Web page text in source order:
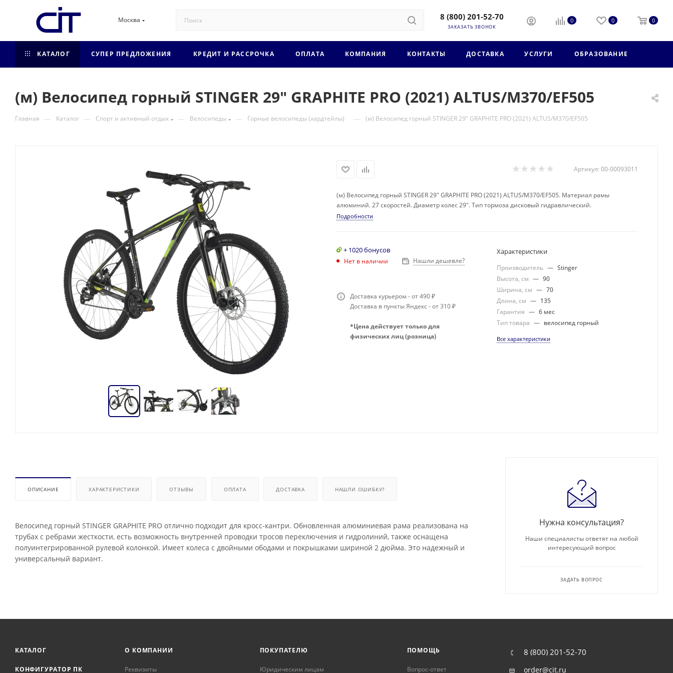
Москва 8 (800) 201-52-70
ЗАКАЗАТЬ ЗВОНОК
0 0 0
КАТАЛОГ СУПЕР ПРЕДЛОЖЕНИЯ КРЕДИТ И РАССРОЧКА ОПЛАТА КОМПАНИЯ КОНТАКТЫ ДОСТАВКА УСЛУГИ ОБРАЗОВАНИЕ
(м) Велосипед горный STINGER 29" GRAPHITE PRO (2021) ALTUS/M370/EF505
Главная — Каталог — Спорт и активный отдых — Велосипеды — Горные велосипеды (хардтейлы) — (м) Велосипед горный STINGER 29" GRAPHITE PRO (2021) ALTUS/M370/EF505
Артикул: 00-00093011
(м) Велосипед горный STINGER 29" GRAPHITE PRO (2021) ALTUS/M370/EF505. Материал рамы
алюминий. 27 скоростей. Диаметр колес 29". Тип тормоза дисковый гидравлический.
Подробности
+ 1020 бонусов
Нет в наличии Нашли дешевле?
Доставка курьером - от 490 ₽
Доставка в пункты Яндекс - от 310 ₽
*Цена действует только для
физических лиц (розница)
Характеристики
Производитель — Stinger
Высота, см — 90
Ширина, см — 70
Длина, см — 135
Гарантия — 6 мес
Тип товара — велосипед горный
Все характеристики
ОПИСАНИЕ ХАРАКТЕРИСТИКИ ОТЗЫВЫ ОПЛАТА ДОСТАВКА НАШЛИ ОШИБКУ?
Велосипед горный STINGER GRAPHITE PRO отлично подходит для кросс-кантри. Обновленная алюминиевая рама реализована на
трубах с ребрами жесткости, есть возможность внутренней проводки тросов переключения и гидролиний, также оснащена
полуинтегрированной рулевой колонкой. Имеет колеса с двойными ободами и покрышками шириной 2 дюйма. Это надежный и
универсальный вариант.
Нужна консультация?
Наши специалисты ответят на любой
интересующий вопрос
ЗАДАТЬ ВОПРОС
КАТАЛОГ
КОНФИГУРАТОР ПК
О КОМПАНИИ
Реквизиты
ПОКУПАТЕЛЮ
Юридическим лицам
ПОМОЩЬ
Вопрос-ответ
8 (800) 201-52-70
order@cit.ru